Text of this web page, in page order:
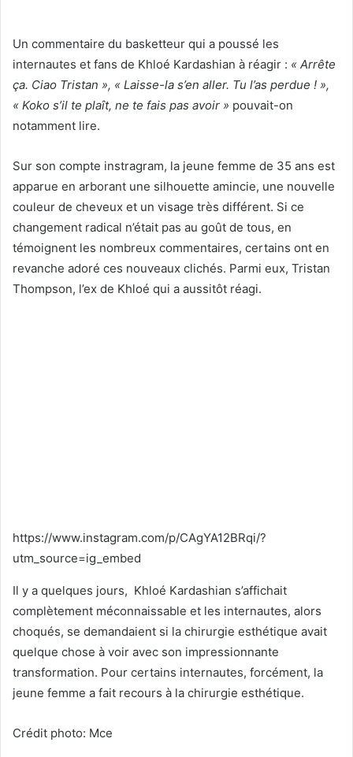
Un commentaire du basketteur qui a poussé les
internautes et fans de Khloé Kardashian à réagir : « Arrête
ça. Ciao Tristan », « Laisse-la s’en aller. Tu l’as perdue ! »,
« Koko s’il te plaît, ne te fais pas avoir » pouvait-on
notamment lire.
Sur son compte instragram, la jeune femme de 35 ans est
apparue en arborant une silhouette amincie, une nouvelle
couleur de cheveux et un visage très différent. Si ce
changement radical n’était pas au goût de tous, en
témoignent les nombreux commentaires, certains ont en
revanche adoré ces nouveaux clichés. Parmi eux, Tristan
Thompson, l’ex de Khloé qui a aussitôt réagi.
https://www.instagram.com/p/CAgYA12BRqi/?
utm_source=ig_embed
Il y a quelques jours, Khloé Kardashian s’affichait
complètement méconnaissable et les internautes, alors
choqués, se demandaient si la chirurgie esthétique avait
quelque chose à voir avec son impressionnante
transformation. Pour certains internautes, forcément, la
jeune femme a fait recours à la chirurgie esthétique.
Crédit photo: Mce